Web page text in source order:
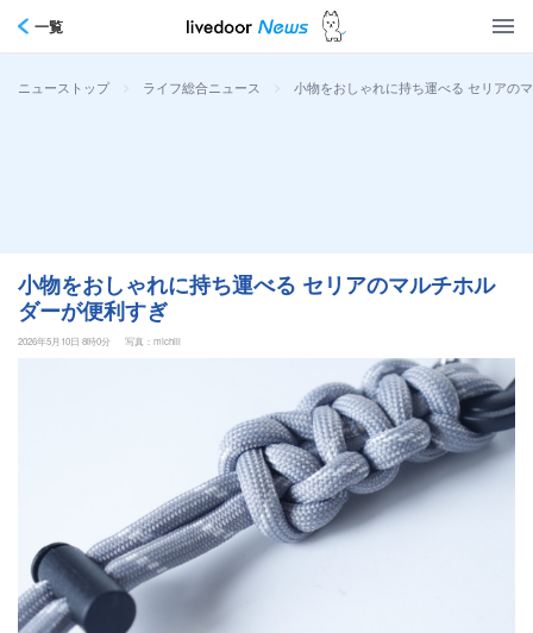
一覧
ニューストップ > ライフ総合ニュース > 小物をおしゃれに持ち運べる セリアの
小物をおしゃれに持ち運べる セリアのマルチホル
ダーが便利すぎ
2026年5月10日 8時0分 写真：michill